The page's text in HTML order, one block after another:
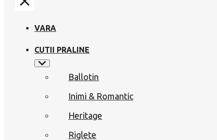
VARA
CUTII PRALINE
Ballotin
Inimi & Romantic
Heritage
Riglete